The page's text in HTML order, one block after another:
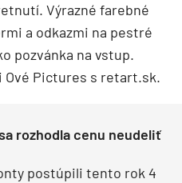
Výrazné farebné
a odkazmi na pestré
pozvánka na vstup.
Ové Pictures s retart.sk.
rozhodla cenu neudeliť
postúpili tento rok 4